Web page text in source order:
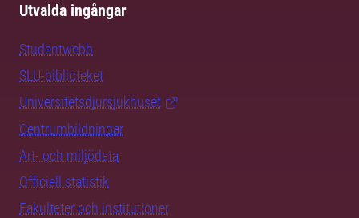
Utvalda ingångar
Studentwebb
SLU-biblioteket
Universitetsdjursjukhuset
Centrumbildningar
Art- och miljödata
Officiell statistik
Fakulteter och institutioner